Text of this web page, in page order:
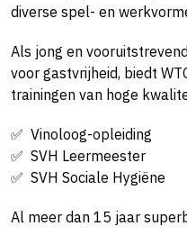
diverse spel- en
Als jong en
voor gastvrijheid, biedt
trainingen van hoge
✅ Vinoloog-opleiding
✅ SVH Leermeester
✅ SVH Sociale Hygiëne
Al meer dan 15 jaar